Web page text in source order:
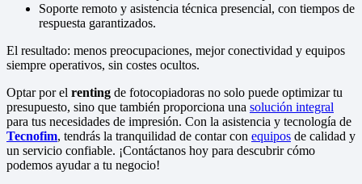
Soporte remoto y asistencia técnica presencial, con tiempos de
respuesta garantizados.
El resultado: menos preocupaciones, mejor conectividad y equipos
siempre operativos, sin costes ocultos.
Optar por el renting de fotocopiadoras no solo puede optimizar tu
presupuesto, sino que también proporciona una solución integral
para tus necesidades de impresión. Con la asistencia y tecnología de
Tecnofim, tendrás la tranquilidad de contar con equipos de calidad y
un servicio confiable. ¡Contáctanos hoy para descubrir cómo
podemos ayudar a tu negocio!